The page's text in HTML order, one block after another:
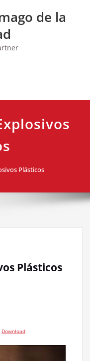
de la
Plásticos
Plásticos
Download